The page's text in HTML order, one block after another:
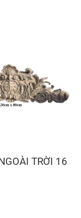
TRỜI 16